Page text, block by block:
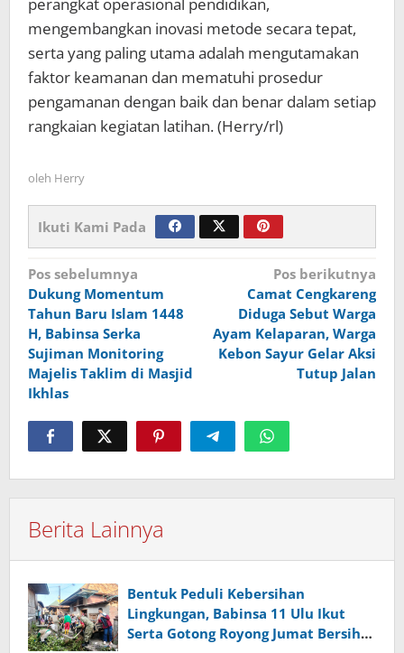
mengembangkan inovasi metode secara tepat,
serta yang paling utama adalah mengutamakan
faktor keamanan dan mematuhi prosedur
pengamanan dengan baik dan benar dalam setiap
rangkaian kegiatan latihan. (Herry/rl)
oleh Herry
Ikuti Kami Pada
Navigasi
pos
Pos sebelumnya
Dukung Momentum
Tahun Baru Islam 1448
H, Babinsa Serka
Sujiman Monitoring
Majelis Taklim di Masjid
Ikhlas
Pos berikutnya
Camat Cengkareng
Diduga Sebut Warga
Ayam Kelaparan, Warga
Kebon Sayur Gelar Aksi
Tutup Jalan
Berita Lainnya
Bentuk Peduli Kebersihan
Lingkungan, Babinsa 11 Ulu Ikut
Serta Gotong Royong Jumat Bersih